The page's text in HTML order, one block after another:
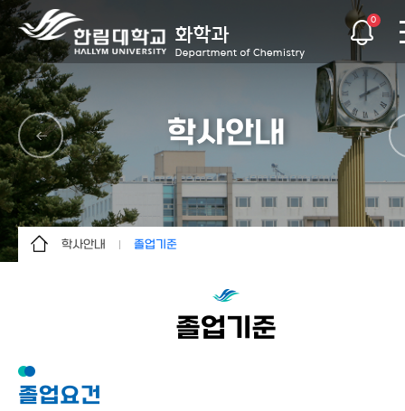
0
학사안내
학사안내
학생활동
졸업기준
졸업기준
졸업요건